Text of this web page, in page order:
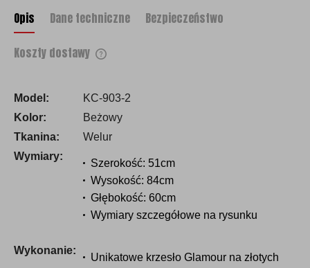
Opis Dane techniczne Bezpieczeństwo
Koszty dostawy
Model:
KC-903-2
Kolor:
Beżowy
Tkanina:
Welur
Wymiary:
Szerokość: 51cm
Wysokość: 84cm
Głębokość: 60cm
Wymiary szczegółowe na rysunku
Wykonanie:
Unikatowe krzesło Glamour na złotych